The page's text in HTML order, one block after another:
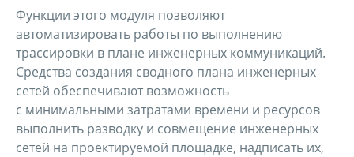
Функции этого модуля позволяют
автоматизировать работы по выполнению
трассировки в плане инженерных коммуникаций.
Средства создания сводного плана инженерных
сетей обеспечивают возможность
с минимальными затратами времени и ресурсов
выполнить разводку и совмещение инженерных
сетей на проектируемой площадке, надписать их,